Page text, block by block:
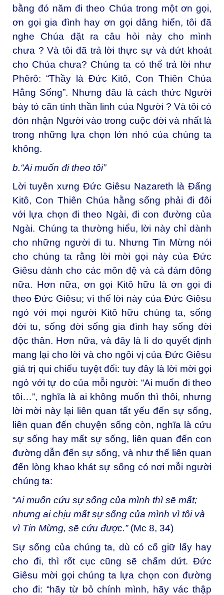
bằng đó năm đi theo Chúa trong một ơn gọi,
ơn gọi gia đình hay ơn gọi dâng hiến, tôi đã
nghe Chúa đặt ra câu hỏi này cho mình
chưa ? Và tôi đã trả lời thực sự và dứt khoát
cho Chúa chưa? Chúng ta có thể trả lời như
Phêrô: “Thầy là Đức Kitô, Con Thiên Chúa
Hằng Sống”. Nhưng đâu là cách thức Người
bày tỏ căn tính thần linh của Người ? Và tôi có
đón nhận Người vào trong cuộc đời và nhất là
trong những lựa chọn lớn nhỏ của chúng ta
không.
b.“Ai muốn đi theo tôi”
Lời tuyên xưng Đức Giêsu Nazareth là Đấng
Kitô, Con Thiên Chúa hằng sống phải đi đôi
với lựa chọn đi theo Ngài, đi con đường của
Ngài. Chúng ta thường hiểu, lời này chỉ dành
cho những người đi tu. Nhưng Tin Mừng nói
cho chúng ta rằng lời mời gọi này của Đức
Giêsu dành cho các môn đệ và cả đám đông
nữa. Hơn nữa, ơn gọi Kitô hữu là ơn gọi đi
theo Đức Giêsu; vì thế lời này của Đức Giêsu
ngỏ với mọi người Kitô hữu chúng ta, sống
đời tu, sống đời sống gia đình hay sống đời
độc thân. Hơn nữa, và đây là lí do quyết định
mang lại cho lời và cho ngôi vị của Đức Giêsu
giá trị qui chiếu tuyệt đối: tuy đây là lời mời gọi
ngỏ với tự do của mỗi người: “Ai muốn đi theo
tôi…”, nghĩa là ai không muốn thì thôi, nhưng
lời mời này lại liên quan tất yếu đến sự sống,
liên quan đến chuyện sống còn, nghĩa là cứu
sự sống hay mất sự sống, liên quan đến con
đường dẫn đến sự sống, và như thế liên quan
đến lòng khao khát sự sống có nơi mỗi người
chúng ta:
“Ai muốn cứu sự sống của mình thì sẽ mất;
nhưng ai chịu mất sự sống của mình vì tôi và
vì Tin Mừng, sẽ cứu được.” (Mc 8, 34)
Sự sống của chúng ta, dù có cố giữ lấy hay
cho đi, thì rốt cục cũng sẽ chấm dứt. Đức
Giêsu mời gọi chúng ta lựa chọn con đường
cho đi: “hãy từ bỏ chính mình, hãy vác thập